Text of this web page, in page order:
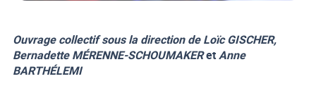
Ouvrage collectif sous la direction de Loïc GISCHER,
Bernadette MÉRENNE-SCHOUMAKERetAnne
BARTHÉLEMI